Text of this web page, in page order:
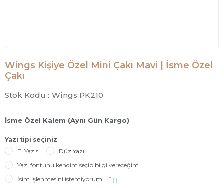
Wings Kişiye Özel Mini Çakı Mavi | İsme Özel
Çakı
Stok Kodu : Wings PK210
İsme Özel Kalem (Aynı Gün Kargo)
Yazı tipi seçiniz
El Yazısı
Düz Yazı
Yazı fontunu kendim seçip bilgi vereceğim
İsim işlenmesini istemiyorum
*